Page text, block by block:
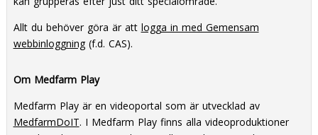
Allt du behöver göra är att logga in med Gemensam
webbinloggning(f.d. CAS).
Om Medfarm Play
Medfarm Play är en videoportal som är utvecklad av
MedfarmDoIT. I Medfarm Play finns alla videoproduktioner